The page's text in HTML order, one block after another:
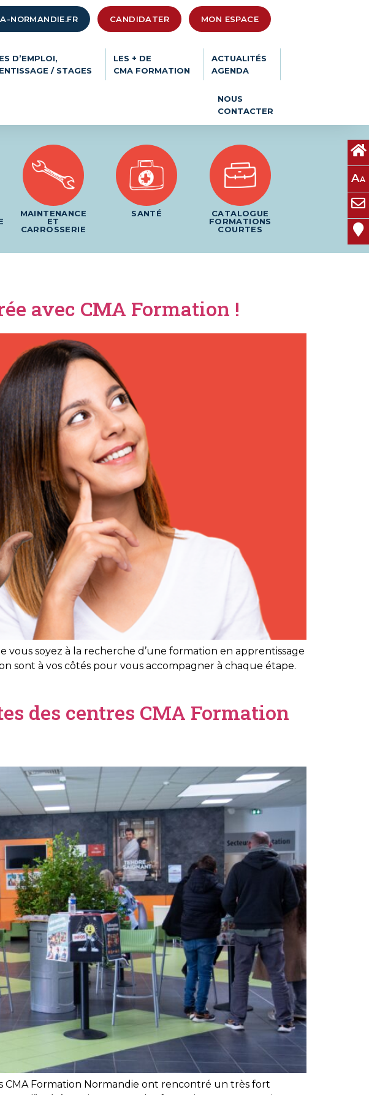
NORMANDIE.FR CANDIDATER MON ESPACE
D’EMPLOI,
/ STAGES
LES + DE
CMA FORMATION
ACTUALITÉS
AGENDA
NOUS
CONTACTER
MAINTENANCE
ET
CARROSSERIE
SANTÉ
CATALOGUE
FORMATIONS
COURTES
AA
avec CMA Formation !
soyez à la recherche d’une formation en apprentissage
sont à vos côtés pour vous accompagner à chaque étape.
des centres CMA Formation
CMA Formation Normandie ont rencontré un très fort